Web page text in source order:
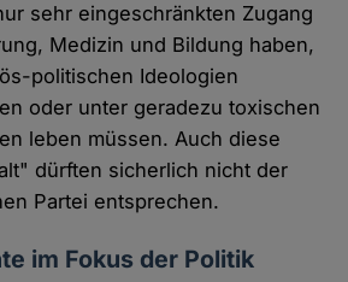
sehr eingeschränkten Zugang
Medizin und Bildung haben,
politischen Ideologien
oder unter geradezu toxischen
leben müssen. Auch diese
dürften sicherlich nicht der
Partei entsprechen.
im Fokus der Politik